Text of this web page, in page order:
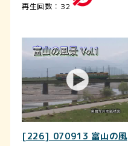
再生回数：32
[226] 070913 富山の風